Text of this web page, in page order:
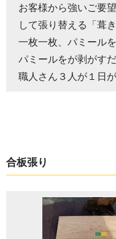
お客様から強いご要
して張り替える「葺
一枚一枚、パミール
パミールをが剥がす
職人さん３人が１日
合板張り